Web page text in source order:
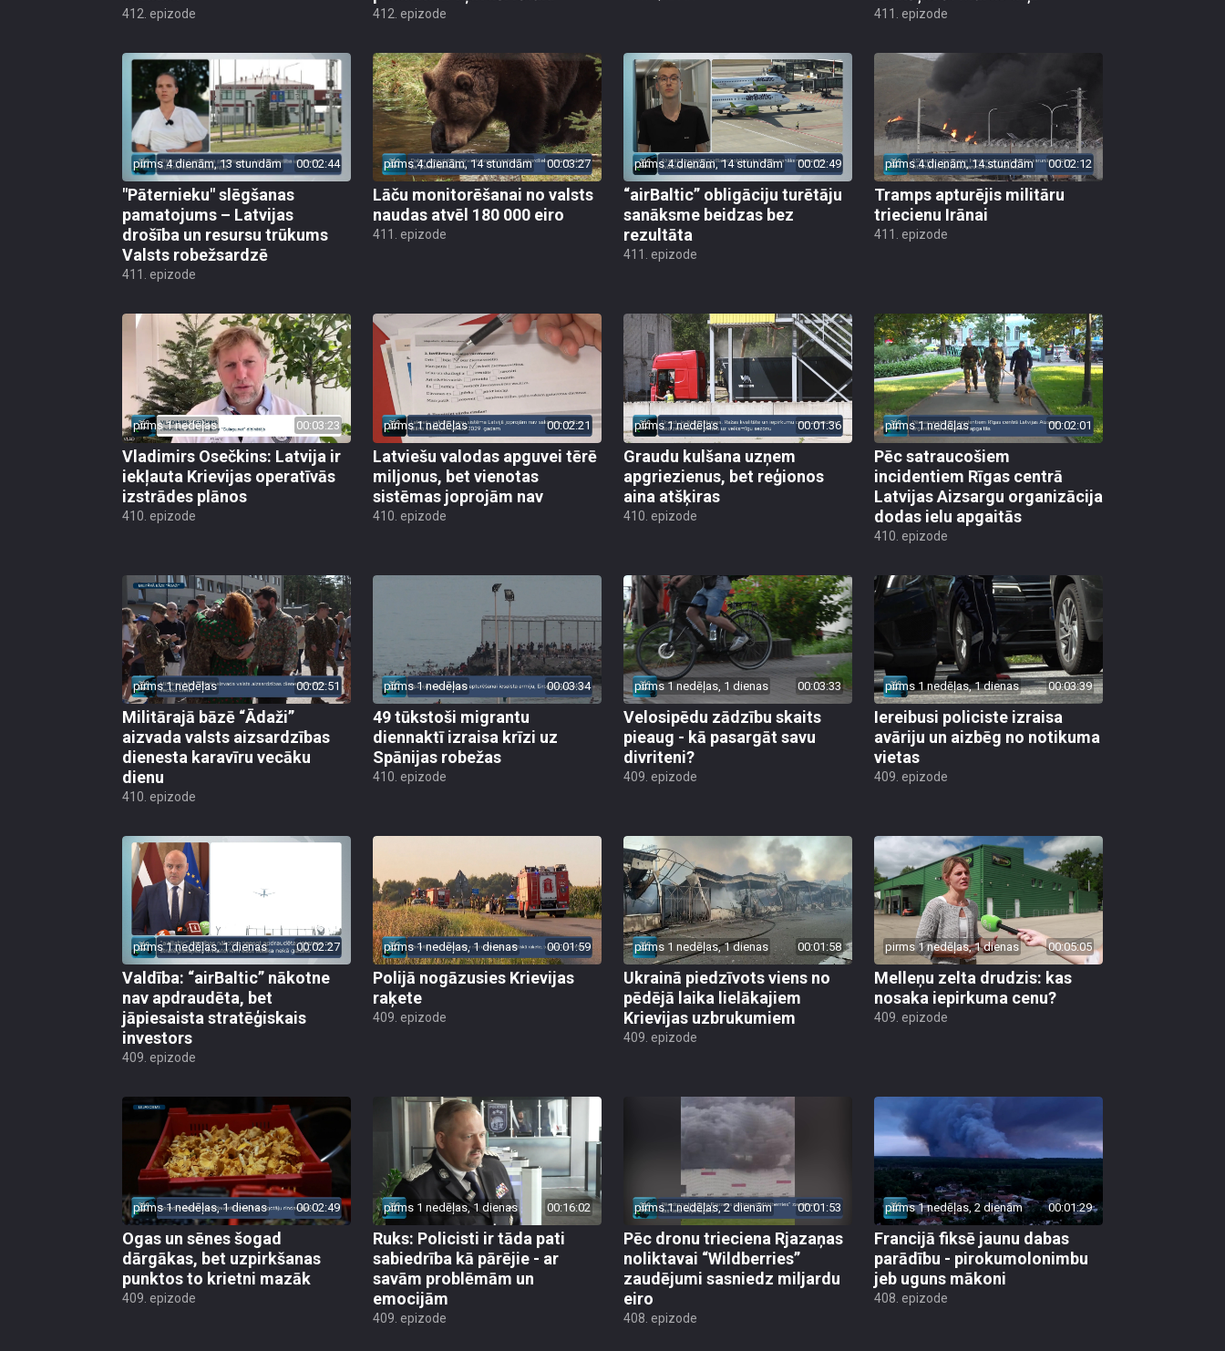
pirms 4 dienām, 13 stundām 00:02:44
"Pāternieku" slēgšanas
pamatojums – Latvijas
drošība un resursu trūkums
Valsts robežsardzē
411. epizode
pirms 4 dienām, 14 stundām 00:03:27
Lāču monitorēšanai no valsts
naudas atvēl 180 000 eiro
411. epizode
pirms 4 dienām, 14 stundām 00:02:49
“airBaltic” obligāciju turētāju
sanāksme beidzas bez
rezultāta
411. epizode
pirms 4 dienām, 14 stundām 00:02:12
Tramps apturējis militāru
triecienu Irānai
411. epizode
pirms 1 nedēļas 00:03:23
Vladimirs Osečkins: Latvija ir
iekļauta Krievijas operatīvās
izstrādes plānos
410. epizode
pirms 1 nedēļas 00:02:21
Latviešu valodas apguvei tērē
miljonus, bet vienotas
sistēmas joprojām nav
410. epizode
pirms 1 nedēļas 00:01:36
Graudu kulšana uzņem
apgriezienus, bet reģionos
aina atšķiras
410. epizode
pirms 1 nedēļas 00:02:01
Pēc satraucošiem
incidentiem Rīgas centrā
Latvijas Aizsargu organizācija
dodas ielu apgaitās
410. epizode
pirms 1 nedēļas 00:02:51
Militārajā bāzē “Ādaži”
aizvada valsts aizsardzības
dienesta karavīru vecāku
dienu
410. epizode
pirms 1 nedēļas 00:03:34
49 tūkstoši migrantu
diennaktī izraisa krīzi uz
Spānijas robežas
410. epizode
pirms 1 nedēļas, 1 dienas 00:03:33
Velosipēdu zādzību skaits
pieaug - kā pasargāt savu
divriteni?
409. epizode
pirms 1 nedēļas, 1 dienas 00:03:39
Iereibusi policiste izraisa
avāriju un aizbēg no notikuma
vietas
409. epizode
pirms 1 nedēļas, 1 dienas
Valdība: “airBaltic” nākotne
nav apdraudēta, bet
jāpiesaista stratēģiskais
investors
409. epizode
pirms 1 nedēļas, 1 dienas 00:01:59
Polijā nogāzusies Krievijas
raķete
409. epizode
pirms 1 nedēļas, 1 dienas 00:01:58
Ukrainā piedzīvots viens no
pēdējā laika lielākajiem
Krievijas uzbrukumiem
409. epizode
pirms 1 nedēļas, 1 dienas 00:05:05
Melleņu zelta drudzis: kas
nosaka iepirkuma cenu?
409. epizode
pirms 1 nedēļas, 1 dienas 00:02:49
Ogas un sēnes šogad
dārgākas, bet uzpirkšanas
punktos to krietni mazāk
409. epizode
pirms 1 nedēļas, 1 dienas 00:16:02
Ruks: Policisti ir tāda pati
sabiedrība kā pārējie - ar
savām problēmām un
emocijām
409. epizode
pirms 1 nedēļas, 2 dienām
Pēc dronu trieciena Rjazaņas
noliktavai “Wildberries”
zaudējumi sasniedz miljardu
eiro
408. epizode
pirms 1 nedēļas, 2 dienām 00:01:29
Francijā fiksē jaunu dabas
parādību - pirokumolonimbu
jeb uguns mākoni
408. epizode